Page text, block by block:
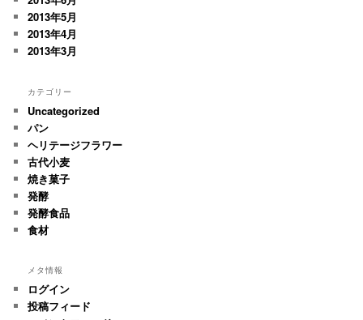
2013年5月
2013年4月
2013年3月
カテゴリー
Uncategorized
パン
ヘリテージフラワー
古代小麦
焼き菓子
発酵
発酵食品
食材
メタ情報
ログイン
投稿フィード